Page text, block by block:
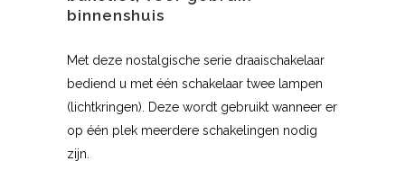
binnenshuis
Met deze nostalgische serie draaischakelaar
bediend u met één schakelaar twee lampen
(lichtkringen). Deze wordt gebruikt wanneer er
op één plek meerdere schakelingen nodig
zijn.